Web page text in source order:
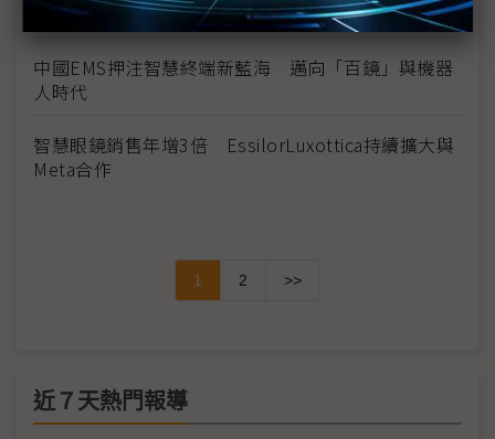
Meta AI眼鏡熱銷 然MR頭盔下滑抵銷成長動能
中國EMS押注智慧終端新藍海 邁向「百鏡」與機器
人時代
智慧眼鏡銷售年增3倍 EssilorLuxottica持續擴大與
Meta合作
1 2 >>
近７天熱門報導